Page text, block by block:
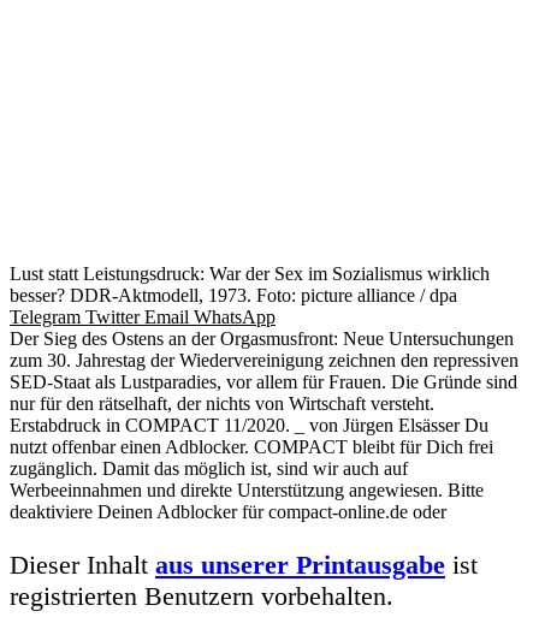
Lust statt Leistungsdruck: War der Sex im Sozialismus wirklich
besser? DDR-Aktmodell, 1973. Foto: picture alliance / dpa
Telegram Twitter Email WhatsApp
Der Sieg des Ostens an der Orgasmusfront: Neue Untersuchungen
zum 30. Jahrestag der Wiedervereinigung zeichnen den repressiven
SED-Staat als Lustparadies, vor allem für Frauen. Die Gründe sind
nur für den rätselhaft, der nichts von Wirtschaft versteht.
Erstabdruck in COMPACT 11/2020. _ von Jürgen Elsässer Du
nutzt offenbar einen Adblocker. COMPACT bleibt für Dich frei
zugänglich. Damit das möglich ist, sind wir auch auf
Werbeeinnahmen und direkte Unterstützung angewiesen. Bitte
deaktiviere Deinen Adblocker für compact-online.de oder
Dieser Inhalt aus unserer Printausgabe ist
registrierten Benutzern vorbehalten.